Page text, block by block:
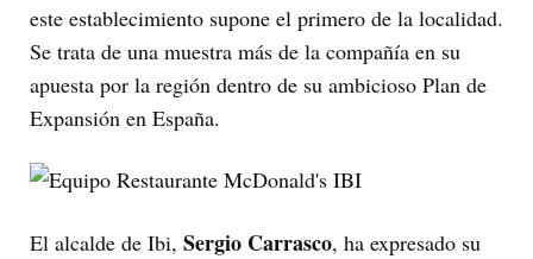
este establecimiento supone el primero de la localidad.
Se trata de una muestra más de la compañía en su
apuesta por la región dentro de su ambicioso Plan de
Expansión en España.
El alcalde de Ibi, Sergio Carrasco, ha expresado su